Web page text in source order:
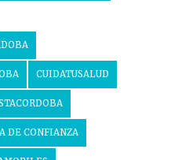
CUIDATUSALUD
DE CONFIANZA